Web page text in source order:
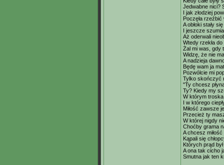
Jedwabne nici?
I jak złodziej
Poczęła rzeźbić
A obłoki stały
I jeszcze
Aż oderwali
Wtedy rzekła do
Żal mi was, gdy
Widzę, że nie
A nadzieja
Będę wam ja
Pozwólcie mi
Tylko skończyć
"Ty chcesz
Ty? Kiedy my
W którym
I w którego
Miłość zawsze
Przecież ty
W której nigdy
Choćby grama
A chcesz
Kąpali się
Których prąd
A ona tak cicho
Smutna jak ten